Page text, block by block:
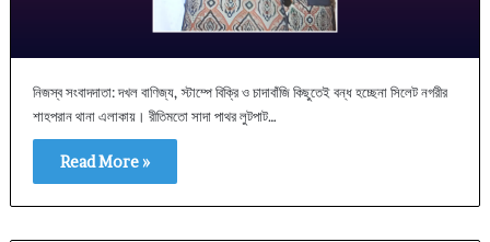
নিজস্ব সংবাদদাতা: দখল বাণিজ্য, স্টাম্পে বিক্রি ও চাদাবাঁজি কিছুতেই বন্ধ হচ্ছেনা সিলেট নগরীর
শাহপরান থানা এলাকায়। রীতিমতো সাদা পাথর লুটপাট…
Read More »